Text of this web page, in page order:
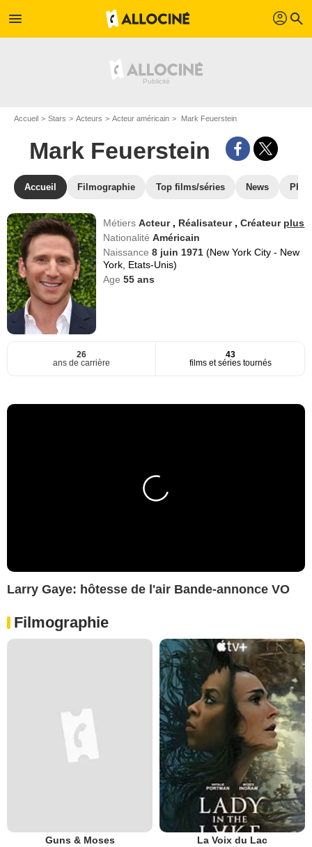
menu profil search
Accueil Stars Acteurs Acteur américain Mark Feuerstein
Mark Feuerstein
Accueil Filmographie Top films/séries News
MétiersActeur , Réalisateur ,Créateur plus
NationalitéAméricain
Naissance8 juin 1971(New York City - New
York, Etats-Unis)
Age55 ans
26
ans de carrière
43
films et séries tournés
Larry Gaye: hôtesse de l'air Bande-annonce VO
Filmographie
Guns & Moses La Voix du Lac